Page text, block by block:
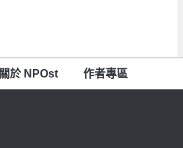
關於 NPOst 作者專區